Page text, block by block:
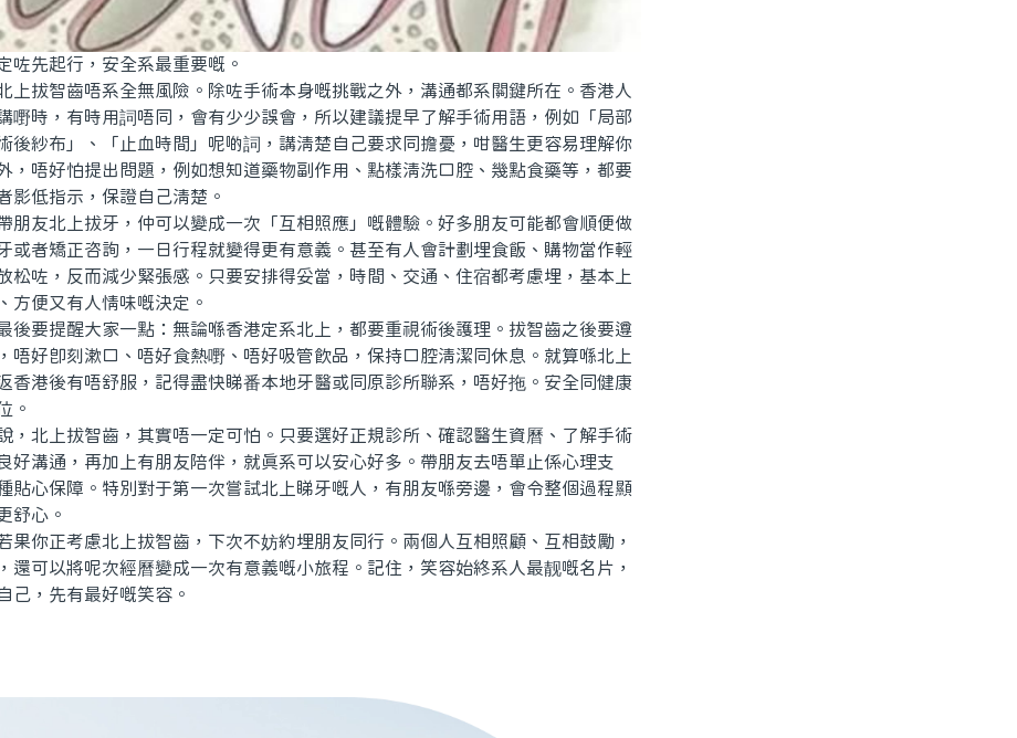
先起行，安全系最重要嘅。
拔智齒唔系全無風險。除咗手術本身嘅挑戰之外，溝通都系關鍵所在。香港人
嘢時，有時用詞唔同，會有少少誤會，所以建議提早了解手術用語，例如「局部
後紗布」、「止血時間」呢啲詞，講清楚自己要求同擔憂，咁醫生更容易理解你
，唔好怕提出問題，例如想知道藥物副作用、點樣清洗口腔、幾點食藥等，都要
影低指示，保證自己清楚。
友北上拔牙，仲可以變成一次「互相照應」嘅體驗。好多朋友可能都會順便做
或者矯正咨詢，一日行程就變得更有意義。甚至有人會計劃埋食飯、購物當作輕
松咗，反而減少緊張感。只要安排得妥當，時間、交通、住宿都考慮埋，基本上
方便又有人情味嘅決定。
要提醒大家一點：無論喺香港定系北上，都要重視術後護理。拔智齒之後要遵
唔好即刻漱口、唔好食熱嘢、唔好吸管飲品，保持口腔清潔同休息。就算喺北上
香港後有唔舒服，記得盡快睇番本地牙醫或同原診所聯系，唔好拖。安全同健康
。
北上拔智齒，其實唔一定可怕。只要選好正規診所、確認醫生資曆、了解手術
好溝通，再加上有朋友陪伴，就真系可以安心好多。帶朋友去唔單止係心理支
貼心保障。特別對于第一次嘗試北上睇牙嘅人，有朋友喺旁邊，會令整個過程顯
舒心。
你正考慮北上拔智齒，下次不妨約埋朋友同行。兩個人互相照顧、互相鼓勵，
還可以將呢次經曆變成一次有意義嘅小旅程。記住，笑容始終系人最靓嘅名片，
己，先有最好嘅笑容。